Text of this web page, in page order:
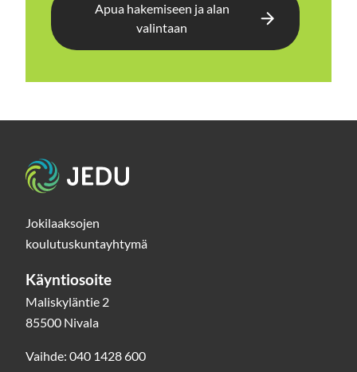
Apua hakemiseen ja alan
valintaan
Etusivu
Jokilaaksojen
koulutuskuntayhtymä
Käyntiosoite
Maliskyläntie 2
85500 Nivala
Vaihde: 040 1428 600